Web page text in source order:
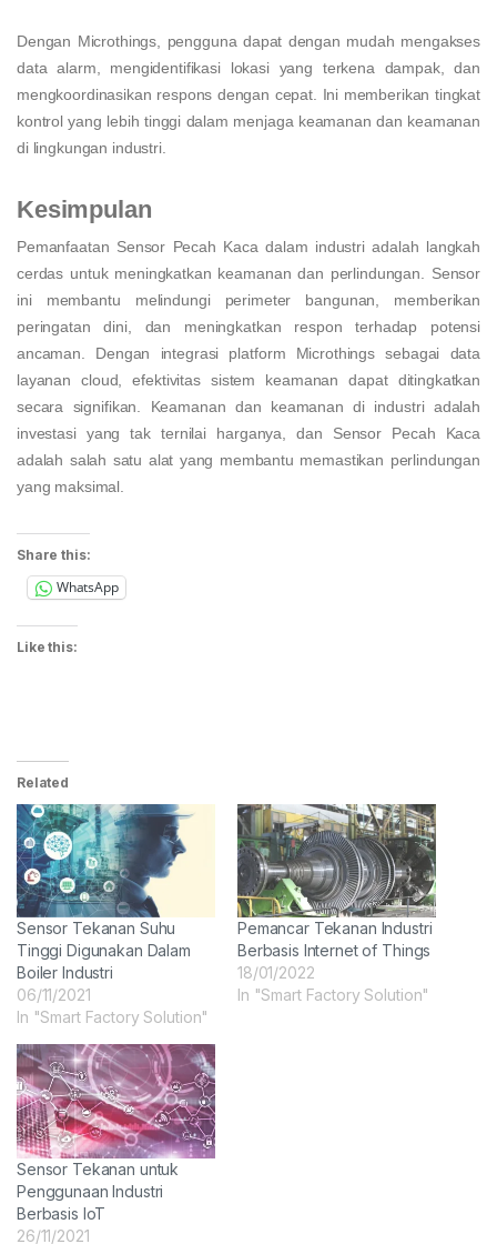
Dengan Microthings, pengguna dapat dengan mudah mengakses
data alarm, mengidentifikasi lokasi yang terkena dampak, dan
mengkoordinasikan respons dengan cepat. Ini memberikan tingkat
kontrol yang lebih tinggi dalam menjaga keamanan dan keamanan
di lingkungan industri.
Kesimpulan
Pemanfaatan Sensor Pecah Kaca dalam industri adalah langkah
cerdas untuk meningkatkan keamanan dan perlindungan. Sensor
ini membantu melindungi perimeter bangunan, memberikan
peringatan dini, dan meningkatkan respon terhadap potensi
ancaman. Dengan integrasi platform Microthings sebagai data
layanan cloud, efektivitas sistem keamanan dapat ditingkatkan
secara signifikan. Keamanan dan keamanan di industri adalah
investasi yang tak ternilai harganya, dan Sensor Pecah Kaca
adalah salah satu alat yang membantu memastikan perlindungan
yang maksimal.
Share this:
WhatsApp
Like this:
Related
Sensor Tekanan Suhu
Tinggi Digunakan Dalam
Boiler Industri
06/11/2021
In "Smart Factory Solution"
Pemancar Tekanan Industri
Berbasis Internet of Things
18/01/2022
In "Smart Factory Solution"
Sensor Tekanan untuk
Penggunaan Industri
Berbasis IoT
26/11/2021